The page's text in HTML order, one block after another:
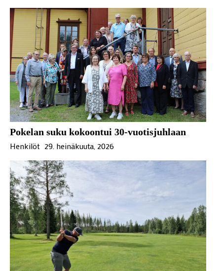
Pokelan suku kokoontui 30-vuotisjuhlaan
Henkilöt 29. heinäkuuta, 2026